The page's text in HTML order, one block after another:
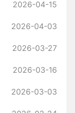
2026-04-15
2026-04-03
2026-03-27
2026-03-16
2026-03-03